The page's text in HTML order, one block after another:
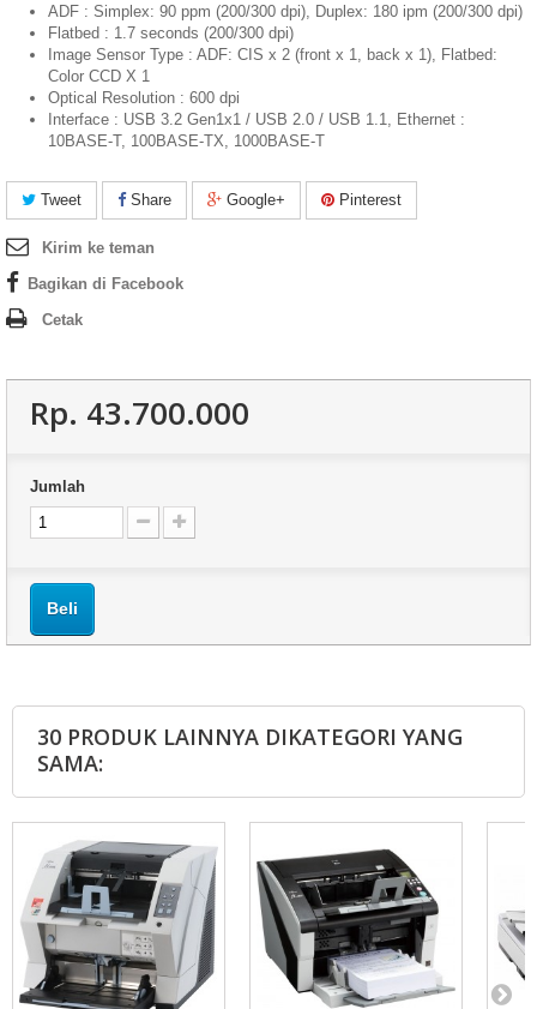
ADF : Simplex: 90 ppm (200/300 dpi), Duplex: 180 ipm (200/300 dpi)
Flatbed : 1.7 seconds (200/300 dpi)
Image Sensor Type : ADF: CIS x 2 (front x 1, back x 1), Flatbed:
Color CCD X 1
Optical Resolution : 600 dpi
Interface : USB 3.2 Gen1x1 / USB 2.0 / USB 1.1, Ethernet :
10BASE-T, 100BASE-TX, 1000BASE-T
Tweet Share Google+ Pinterest
Kirim ke teman
Bagikan di Facebook
Cetak
Rp‎. 43.700.000
Jumlah
Beli
30 PRODUK LAINNYA DIKATEGORI YANG
SAMA: